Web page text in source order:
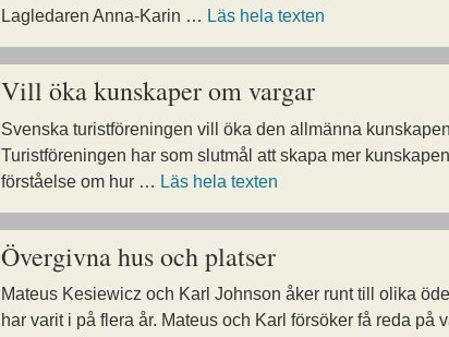
Lagledaren Anna-Karin … Läs hela texten
Vill öka kunskaper om vargar
Svenska turistföreningen vill öka den allmänna
Turistföreningen har som slutmål att skapa mer
förståelse om hur … Läs hela texten
Övergivna hus och platser
Mateus Kesiewicz och Karl Johnson åker runt till olika
har varit i på flera år. Mateus och Karl försöker få reda